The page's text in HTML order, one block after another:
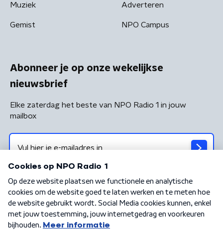
Muziek
Gemist
Adverteren
NPO Campus
Abonneer je op onze wekelijkse
nieuwsbrief
Elke zaterdag het beste van NPO Radio 1 in jouw
mailbox
Algemene voorwaarden